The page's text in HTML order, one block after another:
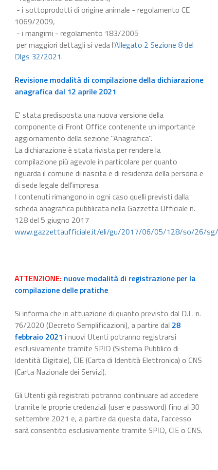
- i sottoprodotti di origine animale - regolamento CE
1069/2009,
- i mangimi - regolamento 183/2005
per maggiori dettagli si veda l'Allegato 2 Sezione 8 del
Dlgs 32/2021.
Revisione modalità di compilazione della dichiarazione
anagrafica dal 12 aprile 2021
E' stata predisposta una nuova versione della
componente di Front Office contenente un importante
aggiornamento della sezione "Anagrafica".
La dichiarazione è stata rivista per rendere la
compilazione più agevole in particolare per quanto
riguarda il comune di nascita e di residenza della persona e
di sede legale dell'impresa.
I contenuti rimangono in ogni caso quelli previsti dalla
scheda anagrafica pubblicata nella Gazzetta Ufficiale n.
128 del 5 giugno 2017
www.gazzettaufficiale.it/eli/gu/2017/06/05/128/so/26/
ATTENZIONE: nuove modalità di registrazione per la
compilazione delle pratiche
Si informa che in attuazione di quanto previsto dal D.L. n.
76/2020 (Decreto Semplificazioni), a partire dal 28
febbraio 2021 i nuovi Utenti potranno registrarsi
esclusivamente tramite SPID (Sistema Pubblico di
Identità Digitale), CIE (Carta di Identità Elettronica) o CNS
(Carta Nazionale dei Servizi).
Gli Utenti già registrati potranno continuare ad accedere
tramite le proprie credenziali (user e password) fino al 30
settembre 2021 e, a partire da questa data, l'accesso
sarà consentito esclusivamente tramite SPID, CIE o CNS.